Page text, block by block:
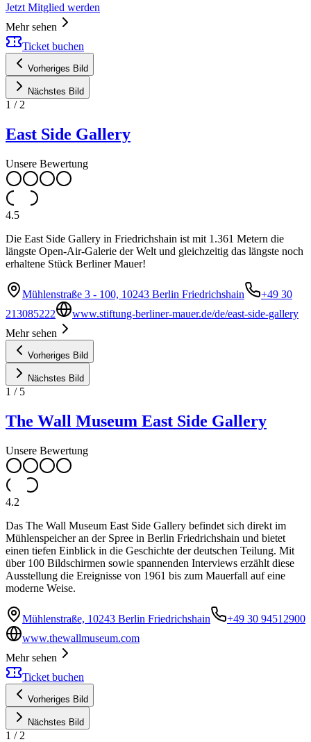
Jetzt Mitglied werden
Mehr sehen
Ticket buchen
Vorheriges Bild
Nächstes Bild
1 / 2
East Side Gallery
Unsere Bewertung
4.5
Die East Side Gallery in Friedrichshain ist mit 1.361 Metern die
längste Open-Air-Galerie der Welt und gleichzeitig das längste noch
erhaltene Stück Berliner Mauer!
Mühlenstraße 3 - 100, 10243 Berlin Friedrichshain
+49 30
213085222
www.stiftung-berliner-mauer.de/de/east-side-gallery
Mehr sehen
Vorheriges Bild
Nächstes Bild
1 / 5
The Wall Museum East Side Gallery
Unsere Bewertung
4.2
Das The Wall Museum East Side Gallery befindet sich direkt im
Mühlenspeicher an der Spree in Berlin Friedrichshain und bietet
einen tiefen Einblick in die Geschichte der deutschen Teilung. Mit
über 100 Bildschirmen sowie spannenden Interviews erzählt diese
Ausstellung die Ereignisse von 1961 bis zum Mauerfall auf eine
moderne Weise.
Mühlenstraße, 10243 Berlin Friedrichshain
+49 30 94512900
www.thewallmuseum.com
Mehr sehen
Ticket buchen
Vorheriges Bild
Nächstes Bild
1 / 2